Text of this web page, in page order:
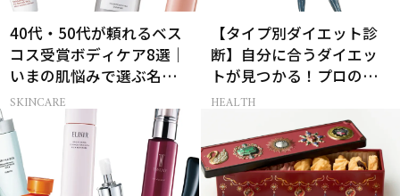
40代・50代が頼れるベス
コス受賞ボディケア8選｜
いまの肌悩みで選ぶ名品
まとめ
SKINCARE
【タイプ別ダイエット診
断】自分に合うダイエッ
トが見つかる！プロの教
える体質別ダイエット方
HEALTH